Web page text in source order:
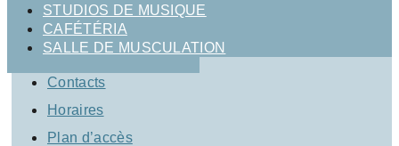
STUDIOS DE MUSIQUE
CAFÉTÉRIA
SALLE DE MUSCULATION
Contacts
Horaires
Plan d’accès